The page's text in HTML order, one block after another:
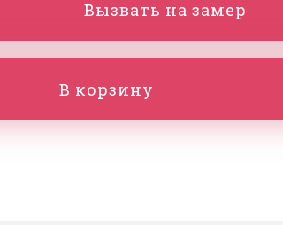
Вызвать на замер
В корзину